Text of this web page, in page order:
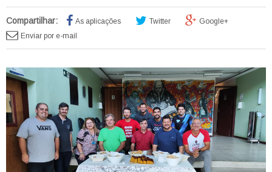
Compartilhar: As aplicações Twitter
Google+
Enviar por e-mail